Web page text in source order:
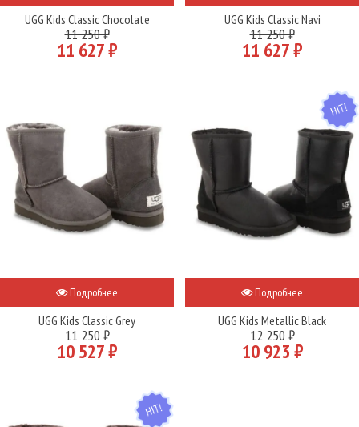
UGG Kids Classic Chocolate
11 250 ₽
11 627 ₽
UGG Kids Classic Navi
11 250 ₽
11 627 ₽
Подробнее
UGG Kids Classic Grey
11 250 ₽
10 527 ₽
HIT
Подробнее
UGG Kids Metallic Black
12 250 ₽
10 923 ₽
HIT